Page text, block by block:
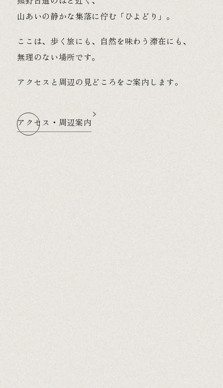
山あいの静かな集落に佇む「ひよどり」。
ここは、歩く旅にも、自然を味わう滞在にも、
無理のない場所です。
アクセスと周辺の見どころをご案内します。
アクセス・周辺案内